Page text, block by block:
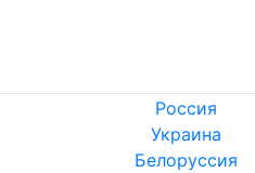
Россия
Украина
Белоруссия